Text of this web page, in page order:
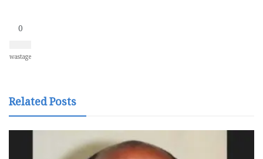
0
wastage
Related Posts